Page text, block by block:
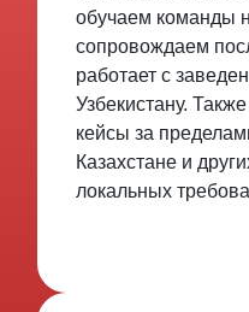
обучаем команды
сопровождаем
работает с
Узбекистану.
кейсы за
Казахстане и
локальных